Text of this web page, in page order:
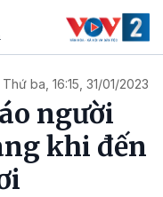
Thứ ba, 16:15, 31/01/2023
người
khi đến